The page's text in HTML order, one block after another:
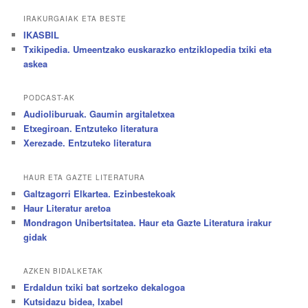
IRAKURGAIAK ETA BESTE
IKASBIL
Txikipedia. Umeentzako euskarazko entziklopedia txiki eta
askea
PODCAST-AK
Audioliburuak. Gaumin argitaletxea
Etxegiroan. Entzuteko literatura
Xerezade. Entzuteko literatura
HAUR ETA GAZTE LITERATURA
Galtzagorri Elkartea. Ezinbestekoak
Haur Literatur aretoa
Mondragon Unibertsitatea. Haur eta Gazte Literatura irakur
gidak
AZKEN BIDALKETAK
Erdaldun txiki bat sortzeko dekalogoa
Kutsidazu bidea, Ixabel